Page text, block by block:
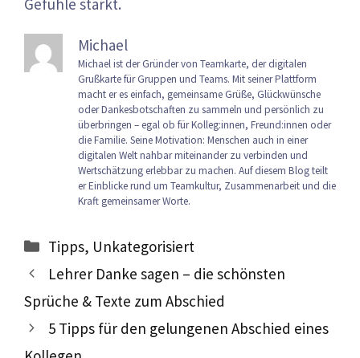
Gefühle stärkt.
Michael
Michael ist der Gründer von Teamkarte, der digitalen
Grußkarte für Gruppen und Teams. Mit seiner Plattform
macht er es einfach, gemeinsame Grüße, Glückwünsche
oder Dankesbotschaften zu sammeln und persönlich zu
überbringen – egal ob für Kolleg:innen, Freund:innen oder
die Familie. Seine Motivation: Menschen auch in einer
digitalen Welt nahbar miteinander zu verbinden und
Wertschätzung erlebbar zu machen. Auf diesem Blog teilt
er Einblicke rund um Teamkultur, Zusammenarbeit und die
Kraft gemeinsamer Worte.
Kategorien
Tipps, Unkategorisiert
Lehrer Danke sagen – die schönsten
Sprüche & Texte zum Abschied
5 Tipps für den gelungenen Abschied eines